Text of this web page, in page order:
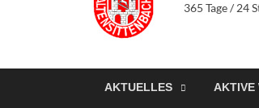
365 Tage / 24
AKTUELLES AKTIVE